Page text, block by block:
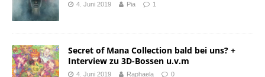
4. Juni 2019 Pia 1
Secret of Mana Collection bald bei uns? +
Interview zu 3D-Bossen u.v.m
4. Juni 2019 Raphaela 0